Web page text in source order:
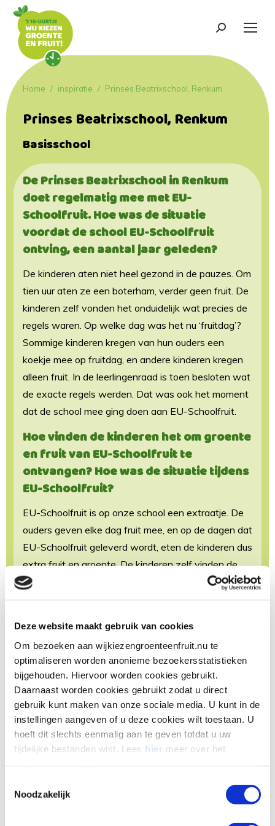
Deze website maakt gebruik van cookies
Om bezoeken aan wijkiezengroenteenfruit.nu te
optimaliseren worden anonieme bezoekersstatistieken
bijgehouden. Hiervoor worden cookies gebruikt.
Daarnaast worden cookies gebruikt zodat u direct
gebruik kunt maken van onze sociale media. U kunt in de
instellingen aangeven of u deze cookies wilt toestaan. U
hoeft dit slechts eenmalig aan te geven totdat u uw
tijdelijke bestanden wist. Lees hier meer over het
Noodzakelijk
Search:
Je bent hier:
Home inspiratie Prinses Beatrixschool, Renkum
Prinses Beatrixschool, Renkum
Basisschool
De Prinses Beatrixschool in Renkum
doet regelmatig mee met EU-
Schoolfruit. Hoe was de situatie
voordat de school EU-Schoolfruit
ontving, een aantal jaar geleden?
De kinderen aten niet heel gezond in de pauzes. Om
tien uur aten ze een boterham, verder geen fruit. De
kinderen zelf vonden het onduidelijk wat precies de
regels waren. Op welke dag was het nu ‘fruitdag’?
Sommige kinderen kregen van hun ouders een
koekje mee op fruitdag, en andere kinderen kregen
alleen fruit. In de leerlingenraad is toen besloten wat
de exacte regels werden. Dat was ook het moment
dat de school mee ging doen aan EU-Schoolfruit.
Hoe vinden de kinderen het om groente
en fruit van EU-Schoolfruit te
ontvangen? Hoe was de situatie tijdens
EU-Schoolfruit?
EU-Schoolfruit is op onze school een extraatje. De
ouders geven elke dag fruit mee, en op de dagen dat
EU-Schoolfruit geleverd wordt, eten de kinderen dus
extra fruit en groente. De kinderen zelf vinden de
variatie leuk, elke week krijgen ze drie verschillende
soorten groente of fruit. Ook komen de kinderen in
ontvangen.
Een van de vaders op school is een kok, hij vindt het
leuk om het fruit op een mooie manier te serveren.
Het wordt in leuke vormpjes gesneden, zodat het
aantrekkelijk wordt aangeboden voor de kinderen.
De kinderen willen het op die manier sneller eten.
Ook maakt de vader soms een dip voor bij de
Hoe doet de school het na EU-
Schoolfruit? Ging de school door met